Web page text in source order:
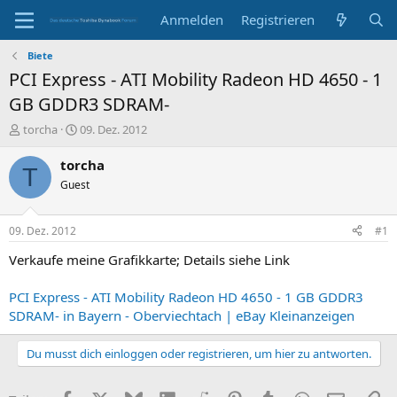
Anmelden Registrieren
Biete
PCI Express - ATI Mobility Radeon HD 4650 - 1
GB GDDR3 SDRAM-
E
s
e
r
torcha
E
s
e
t
a
09. Dez. 2012
T torcha
Guest
09. Dez. 2012 #1
Verkaufe meine Grafikkarte; Details siehe Link
PCI Express - ATI Mobility Radeon HD 4650 - 1 GB GDDR3
SDRAM- in Bayern - Oberviechtach | eBay Kleinanzeigen
Du musst dich einloggen oder registrieren, um hier zu antworten.